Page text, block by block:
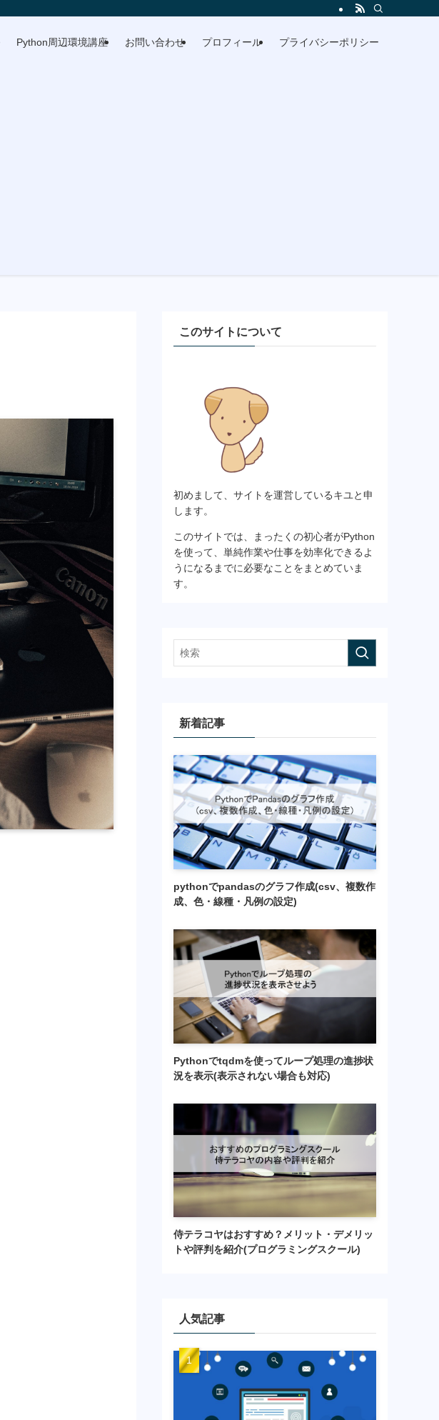
Python周辺環境講座 お問い合わせ プロフィール プライバシーポリシー
このサイトについて
初めまして、サイトを運営しているキユと申
します。
このサイトでは、まったくの初心者がPython
を使って、単純作業や仕事を効率化できるよ
うになるまでに必要なことをまとめていま
す。
新着記事
pythonでpandasのグラフ作成(csv、複数作
成、色・線種・凡例の設定)
Pythonでtqdmを使ってループ処理の進捗状
況を表示(表示されない場合も対応)
侍テラコヤはおすすめ？メリット・デメリッ
トや評判を紹介(プログラミングスクール)
人気記事